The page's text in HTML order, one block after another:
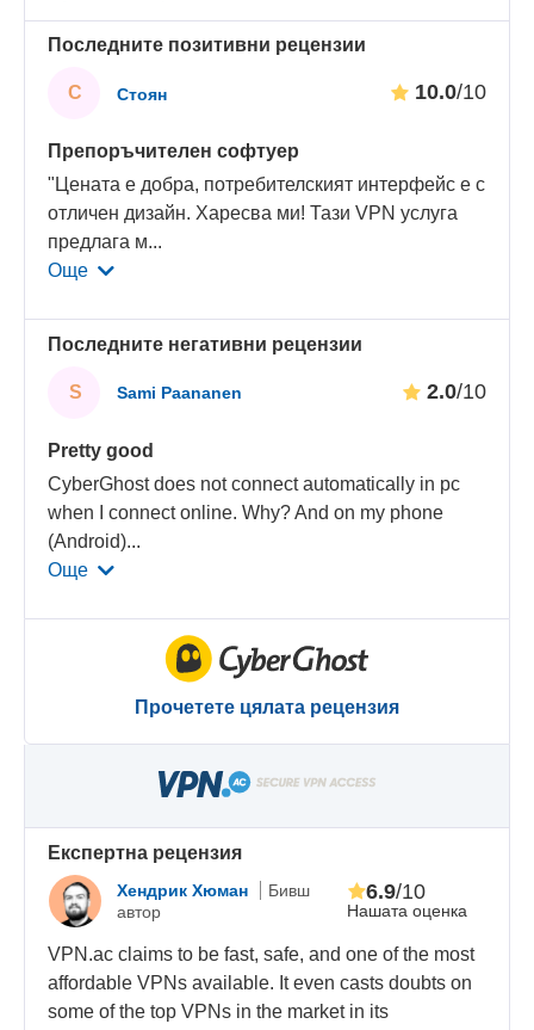
Последните позитивни рецензии
С Стоян 10.0/10
Препоръчителен софтуер
"Цената е добра, потребителският интерфейс е с
отличен дизайн. Харесва ми! Тази VPN услуга
предлага м...
Още
Последните негативни рецензии
S Sami Paananen 2.0/10
Pretty good
CyberGhost does not connect automatically in pc
when I connect online. Why? And on my phone
(Android)...
Още
Прочетете цялата рецензия
Eкспертна рецензия
Хендрик Хюман
Бивш
автор
Нашата оценка
6.9/10
VPN.ac claims to be fast, safe, and one of the most
affordable VPNs available. It even casts doubts on
some of the top VPNs in the market in its